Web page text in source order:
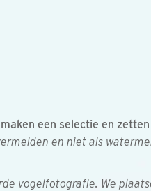
een selectie en
en niet als
vogelfotografie. We